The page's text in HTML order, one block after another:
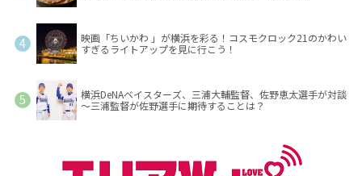
映画「ちいかわ 」が横浜を彩る！コスモクロック21のかわい
すぎるライトアップを見に行こう！
横浜DeNAベイスターズ、三浦大輔監督、佐野恵太選手が対談
～三浦監督が佐野選手に期待することは？